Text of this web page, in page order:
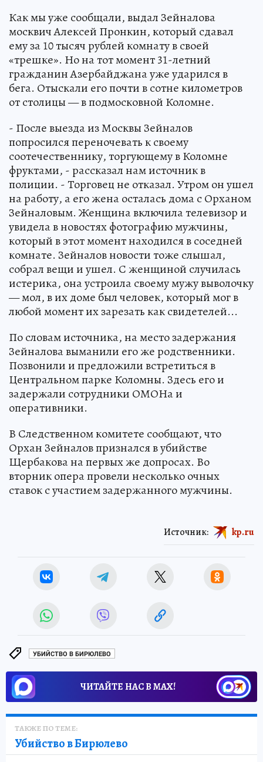
Как мы уже сообщали, выдал Зейналова
москвич Алексей Пронкин, который сдавал
ему за 10 тысяч рублей комнату в своей
«трешке». Но на тот момент 31-летний
гражданин Азербайджана уже ударился в
бега. Отыскали его почти в сотне километров
от столицы — в подмосковной Коломне.
- После выезда из Москвы Зейналов
попросился переночевать к своему
соотечественнику, торгующему в Коломне
фруктами, - рассказал нам источник в
полиции. - Торговец не отказал. Утром он ушел
на работу, а его жена осталась дома с Орханом
Зейналовым. Женщина включила телевизор и
увидела в новостях фотографию мужчины,
который в этот момент находился в соседней
комнате. Зейналов новости тоже слышал,
собрал вещи и ушел. С женщиной случилась
истерика, она устроила своему мужу выволочку
— мол, в их доме был человек, который мог в
любой момент их зарезать как свидетелей...
По словам источника, на место задержания
Зейналова выманили его же родственники.
Позвонили и предложили встретиться в
Центральном парке Коломны. Здесь его и
задержали сотрудники ОМОНа и
оперативники.
В Следственном комитете сообщают, что
Орхан Зейналов признался в убийстве
Щербакова на первых же допросах. Во
вторник опера провели несколько очных
ставок с участием задержанного мужчины.
Источник: kp.ru
УБИЙСТВО В БИРЮЛЕВО
ЧИТАЙТЕ НАС В МАХ!
ТАКЖЕ ПО ТЕМЕ:
Убийство в Бирюлево